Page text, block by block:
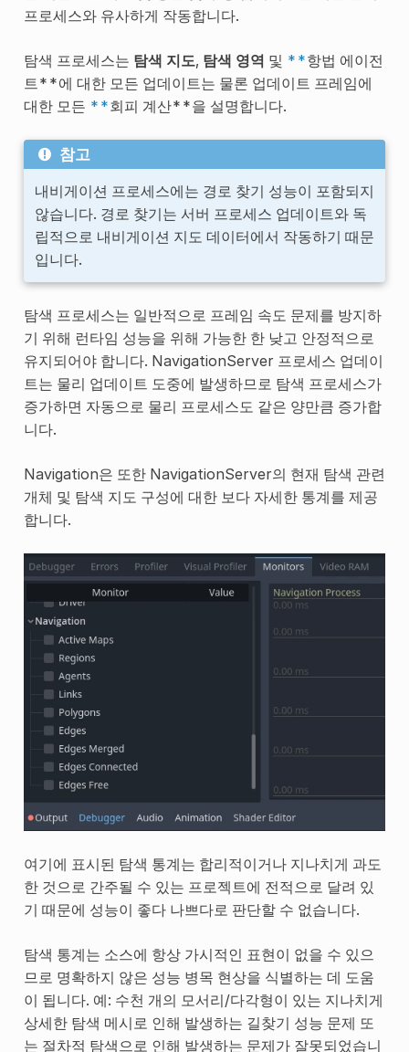
프로세스와 유사하게 작동합니다.
탐색 프로세스는 탐색 지도, 탐색 영역 및 **항법 에이전
트**에 대한 모든 업데이트는 물론 업데이트 프레임에
대한 모든 **회피 계산**을 설명합니다.
참고
내비게이션 프로세스에는 경로 찾기 성능이 포함되지
않습니다. 경로 찾기는 서버 프로세스 업데이트와 독
립적으로 내비게이션 지도 데이터에서 작동하기 때문
입니다.
탐색 프로세스는 일반적으로 프레임 속도 문제를 방지하
기 위해 런타임 성능을 위해 가능한 한 낮고 안정적으로
유지되어야 합니다. NavigationServer 프로세스 업데이
트는 물리 업데이트 도중에 발생하므로 탐색 프로세스가
증가하면 자동으로 물리 프로세스도 같은 양만큼 증가합
니다.
Navigation은 또한 NavigationServer의 현재 탐색 관련
개체 및 탐색 지도 구성에 대한 보다 자세한 통계를 제공
합니다.
여기에 표시된 탐색 통계는 합리적이거나 지나치게 과도
한 것으로 간주될 수 있는 프로젝트에 전적으로 달려 있
기 때문에 성능이 좋다 나쁘다로 판단할 수 없습니다.
탐색 통계는 소스에 항상 가시적인 표현이 없을 수 있으
므로 명확하지 않은 성능 병목 현상을 식별하는 데 도움
이 됩니다. 예: 수천 개의 모서리/다각형이 있는 지나치게
상세한 탐색 메시로 인해 발생하는 길찾기 성능 문제 또
는 절차적 탐색으로 인해 발생하는 문제가 잘못되었습니